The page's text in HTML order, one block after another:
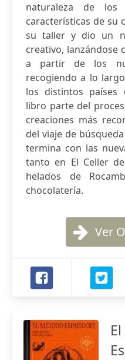
naturaleza de
características de su
su taller y dio un
creativo, lanzándose
a partir de los
recogiendo a lo
los distintos países
libro parte del
creaciones más
del viaje de
termina con las
tanto en El Celler
helados de
chocolatería.
Ver